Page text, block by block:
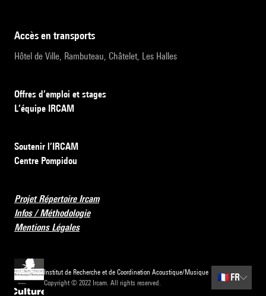
accès en transports
Hôtel de Ville, Rambuteau, Châtelet, Les Halles
Offres d’emploi et stages
L’équipe IRCAM
Soutenir l’IRCAM
Centre Pompidou
Projet Répertoire Ircam
Infos / Méthodologie
Mentions Légales
Institut de Recherche et de Coordination Acoustique/Musique
Copyright © 2022 Ircam. All rights reserved.
🇫🇷 FR